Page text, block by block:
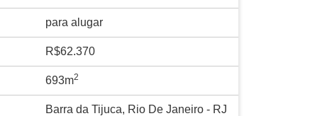
para alugar
R$62.370
693m2
Barra da Tijuca, Rio De Janeiro - RJ